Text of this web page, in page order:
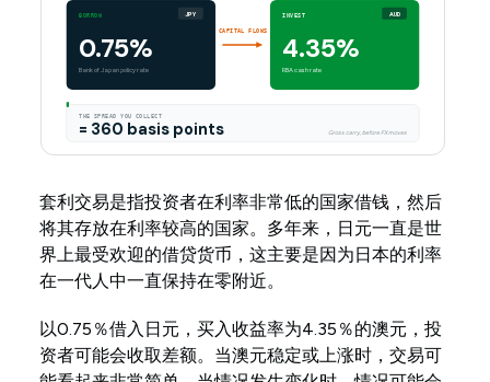
BORROW JPY
0.75%
Bank of Japan policy rate
CAPITAL FLOWS
INVEST AUD
4.35%
RBA cash rate
THE SPREAD YOU COLLECT
= 360 basis points Gross carry, before FX moves
套利交易是指投资者在利率非常低的国家借钱，然后
将其存放在利率较高的国家。多年来，日元一直是世
界上最受欢迎的借贷货币，这主要是因为日本的利率
在一代人中一直保持在零附近。
以0.75％借入日元，买入收益率为4.35％的澳元，投
资者可能会收取差额。当澳元稳定或上涨时，交易可